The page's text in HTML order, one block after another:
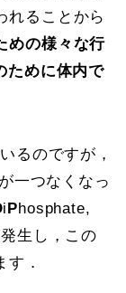
れることから
めの様々な行
ために体内で
るのですが，
一つなくなっ
iPhosphate,
生し，この
．